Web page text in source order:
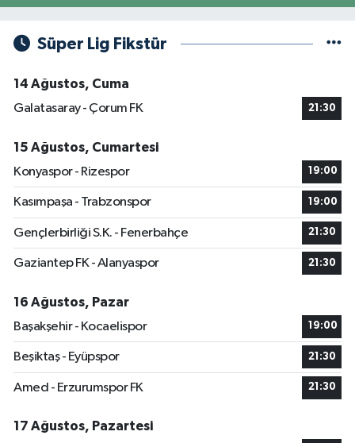
Süper Lig Fikstür
14 Ağustos, Cuma
Galatasaray - Çorum FK
21:30
15 Ağustos, Cumartesi
Konyaspor - Rizespor
19:00
Kasımpaşa - Trabzonspor 19:00
Gençlerbirliği S.K. - Fenerbahçe 21:30
Gaziantep FK - Alanyaspor 21:30
16 Ağustos, Pazar
Başakşehir - Kocaelispor
19:00
Beşiktaş - Eyüpspor 21:30
Amed - Erzurumspor FK 21:30
17 Ağustos, Pazartesi